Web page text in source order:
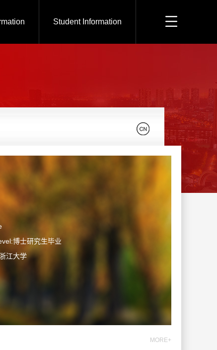
Student Information
博士研究生毕业
江大学
MORE+